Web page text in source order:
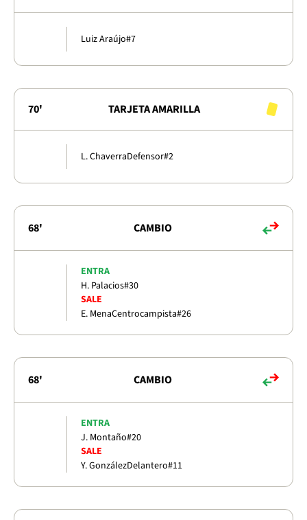
Luiz Araújo#7
70' TARJETA AMARILLA
L. ChaverraDefensor#2
68' CAMBIO
ENTRA
H. Palacios#30
SALE
E. MenaCentrocampista#26
68' CAMBIO
ENTRA
J. Montaño#20
SALE
Y. GonzálezDelantero#11